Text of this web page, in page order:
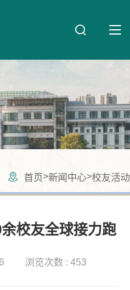
首页>新闻中心>校友活动
校友全球接力跑
浏览次数 : 453